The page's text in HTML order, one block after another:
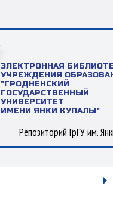
ЭЛЕКТРОННАЯ
УЧРЕЖДЕНИЯ
"ГРОДНЕНСКИЙ
ГОСУДАРСТВЕННЫЙ
УНИВЕРСИТЕТ
ИМЕНИ ЯНКИ КУПАЛЫ"
Репозиторий ГрГУ им.